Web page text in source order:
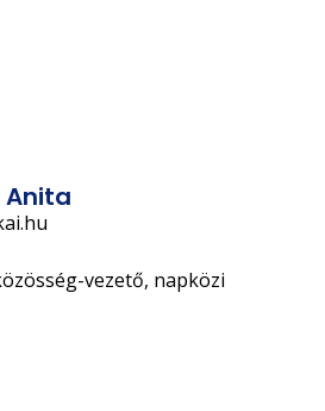
Anita
vezető, napközi